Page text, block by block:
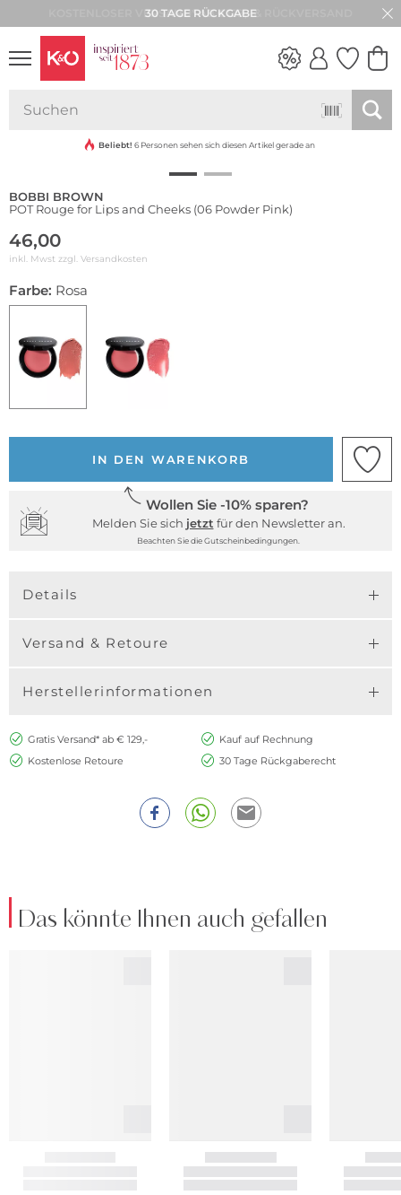
30 TAGE RÜCKGABE
VIBES
Beliebt! 6 Personen sehen sich diesen Artikel gerade an
BOBBI BROWN
POT Rouge for Lips and Cheeks (06 Powder Pink)
46,00
inkl. Mwst zzgl. Versandkosten
Farbe: Rosa
IN DEN WARENKORB
Wollen Sie -10% sparen?
Melden Sie sich jetzt für den Newsletter an.
Beachten Sie die Gutscheinbedingungen.
Details
Versand & Retoure
Herstellerinformationen
Gratis Versand* ab € 129,-
Kauf auf Rechnung
Kostenlose Retoure
30 Tage Rückgaberecht
Das könnte Ihnen auch gefallen